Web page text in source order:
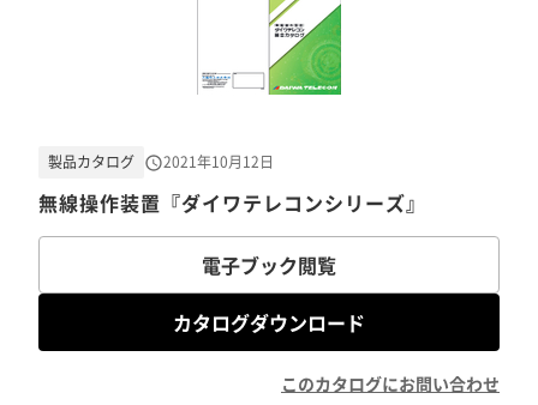
無線操作装置『ダイワテレコンシリーズ』
製品カタログ 2021年10月12日
電子ブック閲覧
カタログダウンロード
このカタログにお問い合わせ